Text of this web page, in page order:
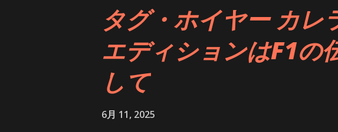
勢は、ロレックススーパーコピーの揺るぎ
https://comici.jp/tokeiaat/
ムーンシャイン仕上げの18Kゴールドケース
いて製作されたドーム型のオフホワイトエ
デ・ヴィルの洗練されたスタイルに調和す
これは、ブランドの歴史における重要なマ
計を駆動する「30mmムーブメント」を指
タグ・ホイヤー カレ
エディションはF1の
して
6月 11, 2025